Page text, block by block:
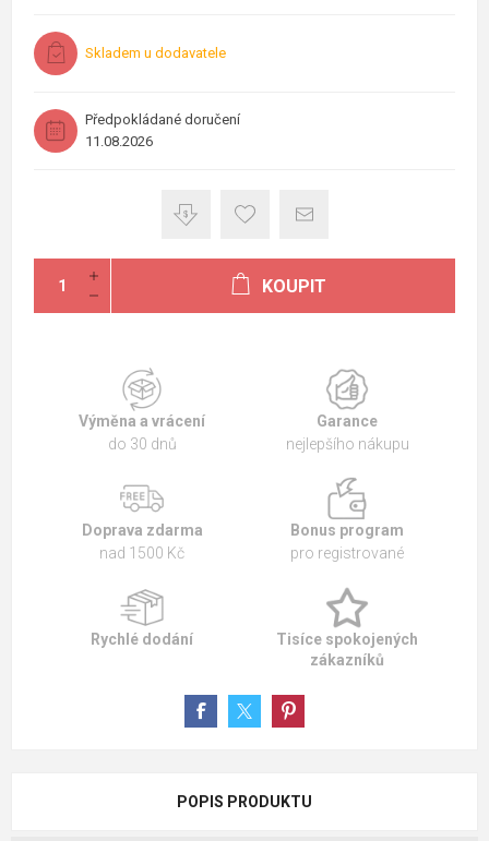
Skladem u dodavatele
Předpokládané doručení
11.08.2026
KOUPIT
Výměna a vrácení
do 30 dnů
Garance
nejlepšího nákupu
Doprava zdarma
nad 1500 Kč
Bonus program
pro registrované
Rychlé dodání
Tisíce spokojených
zákazníků
POPIS PRODUKTU